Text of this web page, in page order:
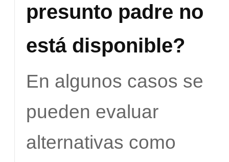
presunto padre no
está disponible?
En algunos casos se
pueden evaluar
alternativas como